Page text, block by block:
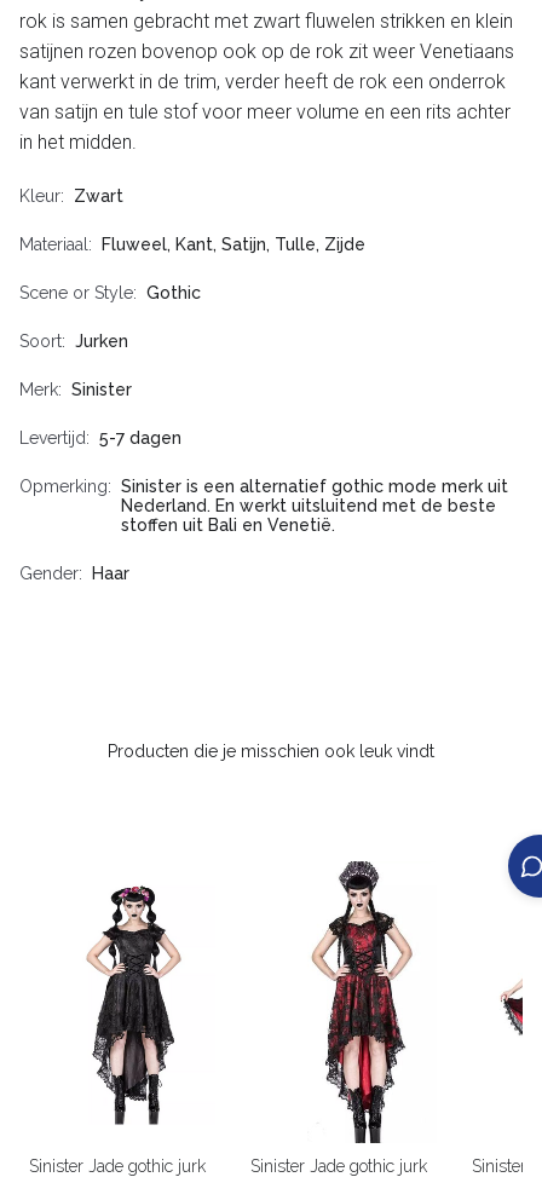
rok is samen gebracht met zwart fluwelen strikken en klein
satijnen rozen bovenop ook op de rok zit weer Venetiaans
kant verwerkt in de trim, verder heeft de rok een onderrok
van satijn en tule stof voor meer volume en een rits achter
in het midden.
Kleur Zwart
Materiaal Fluweel, Kant, Satijn, Tulle, Zijde
Scene or Style Gothic
Soort Jurken
Merk Sinister
Levertijd 5-7 dagen
Opmerking
Sinister is een alternatief gothic mode merk uit
Nederland. En werkt uitsluitend met de beste
stoffen uit Bali en Venetië.
Gender Haar
Producten die je misschien ook leuk vindt
Sinister Jade gothic jurk
Sinister Jade gothic jurk
Sinister